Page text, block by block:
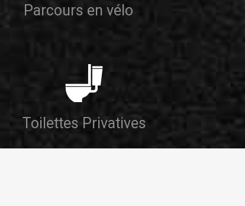
Parcours en vélo
Toilettes Privatives